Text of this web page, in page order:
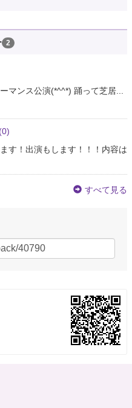
2
マンス公演(*^^*) 踊って芝居...
(0)
す！出演もします！！！内容は
すべて見る